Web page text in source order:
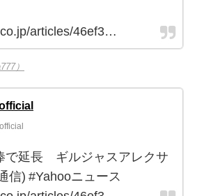
articles/46ef3…
）
で延長 ギルジャスアレクサ
信) #Yahooニュース